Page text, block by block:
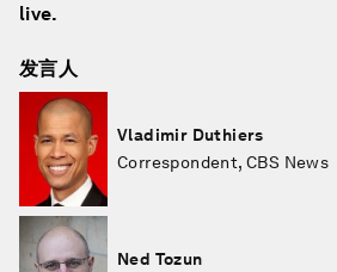
live.
发言人
Vladimir Duthiers
Correspondent, CBS News
Ned Tozun